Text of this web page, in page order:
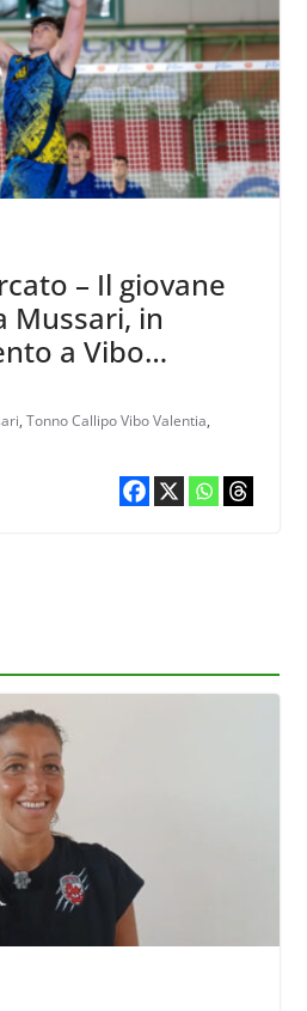
– Il giovane
Mussari, in
a Vibo
, Tonno Callipo Vibo Valentia,